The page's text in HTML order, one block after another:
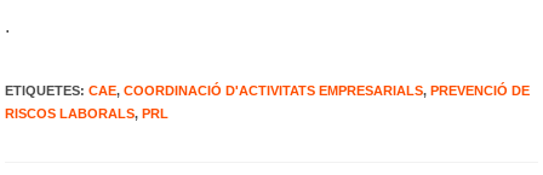
.
ETIQUETES:CAE, COORDINACIÓ D'ACTIVITATS EMPRESARIALS, PREVENCIÓ DE
RISCOS LABORALS, PRL